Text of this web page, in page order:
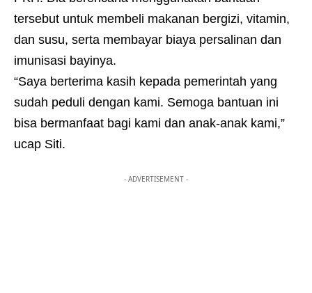
tersebut untuk membeli makanan bergizi, vitamin,
dan susu, serta membayar biaya persalinan dan
imunisasi bayinya.
“Saya berterima kasih kepada pemerintah yang
sudah peduli dengan kami. Semoga bantuan ini
bisa bermanfaat bagi kami dan anak-anak kami,”
ucap Siti.
- ADVERTISEMENT -